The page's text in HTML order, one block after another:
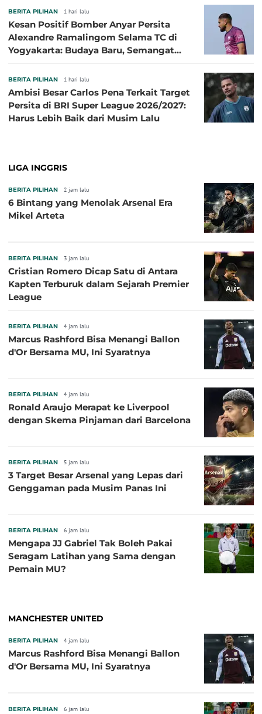
BERITA PILIHAN 1 hari lalu
Kesan Positif Bomber Anyar Persita
Alexandre Ramalingom Selama TC di
Yogyakarta: Budaya Baru, Semangat
BERITA PILIHAN 1 hari lalu
Ambisi Besar Carlos Pena Terkait Target
Persita di BRI Super League 2026/2027:
Harus Lebih Baik dari Musim Lalu
LIGA INGGRIS
BERITA PILIHAN 2 jam lalu
6 Bintang yang Menolak Arsenal Era
Mikel Arteta
BERITA PILIHAN 3 jam lalu
Cristian Romero Dicap Satu di Antara
Kapten Terburuk dalam Sejarah Premier
League
BERITA PILIHAN 4 jam lalu
Marcus Rashford Bisa Menangi Ballon
d'Or Bersama MU, Ini Syaratnya
BERITA PILIHAN 4 jam lalu
Ronald Araujo Merapat ke Liverpool
dengan Skema Pinjaman dari Barcelona
BERITA PILIHAN 5 jam lalu
3 Target Besar Arsenal yang Lepas dari
Genggaman pada Musim Panas Ini
BERITA PILIHAN 6 jam lalu
Mengapa JJ Gabriel Tak Boleh Pakai
Seragam Latihan yang Sama dengan
Pemain MU?
MANCHESTER UNITED
BERITA PILIHAN 4 jam lalu
Marcus Rashford Bisa Menangi Ballon
d'Or Bersama MU, Ini Syaratnya
BERITA PILIHAN 6 jam lalu